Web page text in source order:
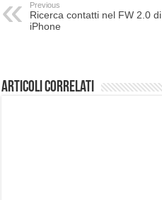
Previous
Ricerca contatti nel FW 2.0 di
iPhone
Articoli correlati